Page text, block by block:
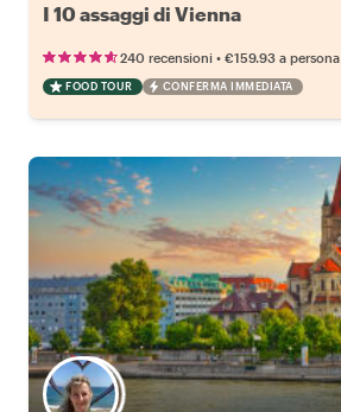
I 10 assaggi di Vienna
240 recensioni • €159.93 a persona
FOOD TOUR CONFERMA IMMEDIATA